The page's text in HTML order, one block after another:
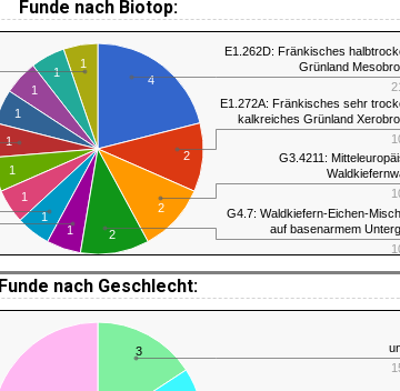
Funde nach Biotop:
4
2
2
1
1
1
1
1
1
1
1
1
2
E1.262D: Fränkisches
Grünland
E1.272A: Fränkisches sehr
kalkreiches Grünland
G3.4211:
G4.7: Waldkiefern-Eichen-
auf basenarmem
Funde nach Geschlecht:
3